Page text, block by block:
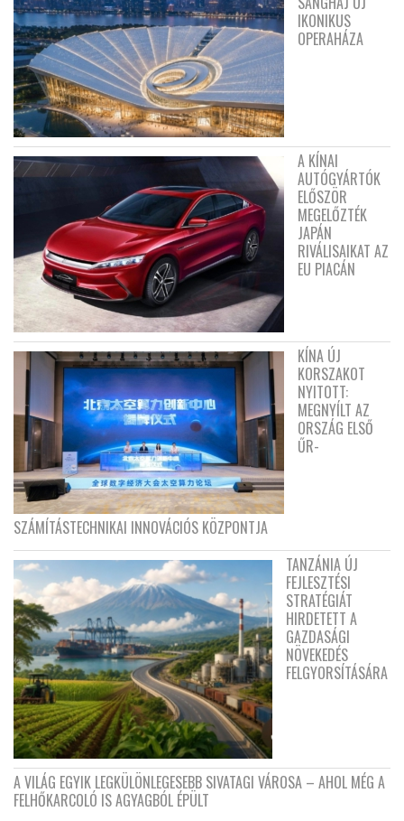
IKONIKUS
OPERAHÁZA
A KÍNAI
AUTÓGYÁRTÓK
ELŐSZÖR
MEGELŐZTÉK
JAPÁN
RIVÁLISAIKAT AZ
EU PIACÁN
KÍNA ÚJ
KORSZAKOT
NYITOTT:
MEGNYÍLT AZ
ORSZÁG ELSŐ
ŰR-
SZÁMÍTÁSTECHNIKAI INNOVÁCIÓS KÖZPONTJA
TANZÁNIA ÚJ
FEJLESZTÉSI
STRATÉGIÁT
HIRDETETT A
GAZDASÁGI
NÖVEKEDÉS
FELGYORSÍTÁSÁRA
A VILÁG EGYIK LEGKÜLÖNLEGESEBB SIVATAGI VÁROSA – AHOL MÉG A
FELHŐKARCOLÓ IS AGYAGBÓL ÉPÜLT